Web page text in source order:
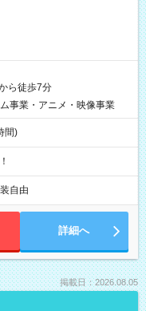
ら徒歩7分
事業・アニメ・映像事業
間)
自由
詳細へ
掲載日：2026.08.05